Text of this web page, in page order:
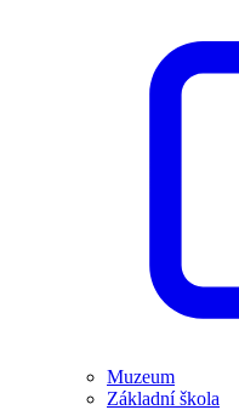
Muzeum
Základní škola